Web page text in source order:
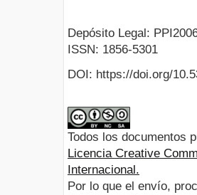
Depósito Legal:
ISSN: 1856-5301
DOI: https://doi.org/
Todos los documentos
Licencia Creative
Internacional.
Por lo que el envío,